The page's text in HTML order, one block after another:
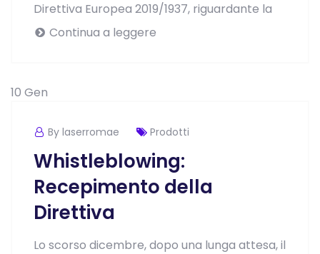
Direttiva Europea 2019/1937, riguardante la
Continua a leggere
10 Gen
By laserromae Prodotti
Whistleblowing:
Recepimento della
Direttiva
Lo scorso dicembre, dopo una lunga attesa, il